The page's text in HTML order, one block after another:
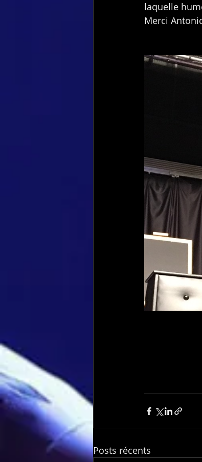
laquelle
Merci
Posts récents